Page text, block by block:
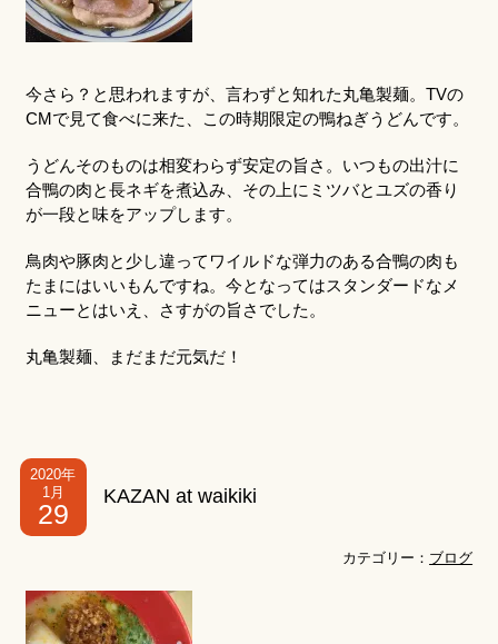
今さら？と思われますが、言わずと知れた丸亀製麺。TVの
CMで見て食べに来た、この時期限定の鴨ねぎうどんです。
うどんそのものは相変わらず安定の旨さ。いつもの出汁に
合鴨の肉と長ネギを煮込み、その上にミツバとユズの香り
が一段と味をアップします。
鳥肉や豚肉と少し違ってワイルドな弾力のある合鴨の肉も
たまにはいいもんですね。今となってはスタンダードなメ
ニューとはいえ、さすがの旨さでした。
丸亀製麺、まだまだ元気だ！
2020年
1月
29
KAZAN at waikiki
カテゴリー： ブログ